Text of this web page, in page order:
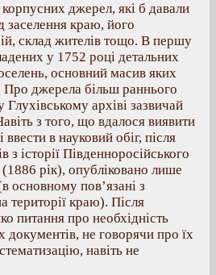
джерел, які б давали
заселення краю, його
склад жителів тощо. В першу
у 1752 році детальних
основний масив яких
Про джерела більш раннього
архіві зазвичай
з того, що вдалося виявити
ввести в науковий обіг, після
з історії Південноросійського
рік), опубліковано лише
основному пов’язані з
території краю). Після
питання про необхідність
документів, не говорячи про їх
навіть не